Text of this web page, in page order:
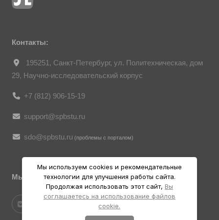
гражданина», все фотоматериалы
Контакты:
195251, Санкт-Петербург, ул. Политехническая, дом
29, Научно-исследовательский корпус
+7 (812) 906-15-19
support@spbstu.ru
sdo@spbstu.ru (проблемы с порталом)
Мы в социальных ресурсах
Мы используем cookies и рекомендательные
технологии для улучшения работы сайта.
Продолжая использовать этот сайт, Вы
соглашаетесь на использование файлов
cookie.